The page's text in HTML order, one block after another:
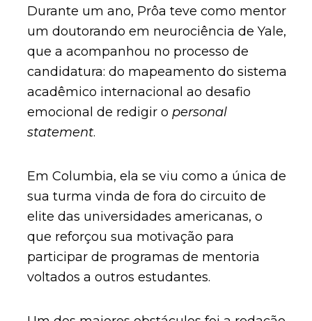
Durante um ano, Prôa teve como mentor
um doutorando em neurociência de Yale,
que a acompanhou no processo de
candidatura: do mapeamento do sistema
acadêmico internacional ao desafio
emocional de redigir o personal
statement.
Em Columbia, ela se viu como a única de
sua turma vinda de fora do circuito de
elite das universidades americanas, o
que reforçou sua motivação para
participar de programas de mentoria
voltados a outros estudantes.